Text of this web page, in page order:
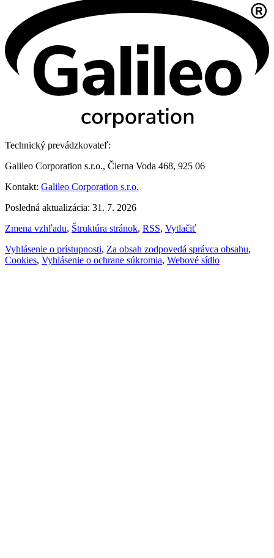
Technický prevádzkovateľ:
Galileo Corporation s.r.o., Čierna Voda 468, 925 06
Kontakt: Galileo Corporation s.r.o.
Posledná aktualizácia: 31. 7. 2026
Zmena vzhľadu, Štruktúra stránok, RSS, Vytlačiť
Vyhlásenie o prístupnosti, Za obsah zodpovedá správca obsahu,
Cookies, Vyhlásenie o ochrane súkromia, Webové sídlo